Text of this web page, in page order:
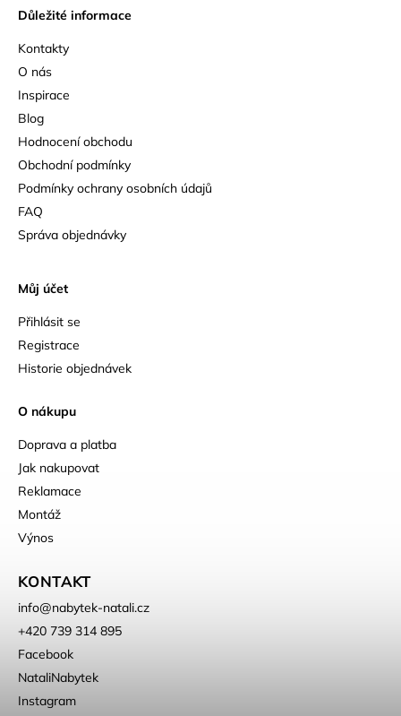
Důležité informace
Kontakty
O nás
Inspirace
Blog
Hodnocení obchodu
Obchodní podmínky
Podmínky ochrany osobních údajů
FAQ
Správa objednávky
Můj účet
Přihlásit se
Registrace
Historie objednávek
O nákupu
Doprava a platba
Jak nakupovat
Reklamace
Montáž
Výnos
KONTAKT
info@nabytek-natali.cz
+420 739 314 895
Facebook
NataliNabytek
Instagram